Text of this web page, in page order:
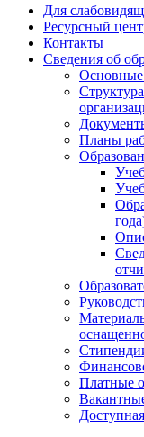
Для
Ресурсный
Контакты
Сведения об
Основные
Планы
Платные